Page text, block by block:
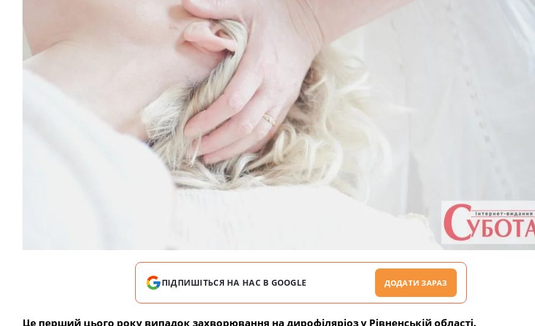
ПІДПИШІТЬСЯ НА НАС В GOOGLE ДОДАТИ ЗАРАЗ
Це перший цього року випадок захворювання на дирофіляріоз у Рівненській області.